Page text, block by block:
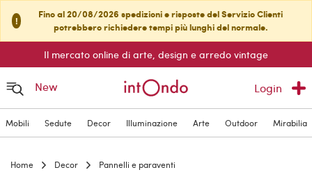
!
Fino al 20/08/2026 spedizioni e risposte del Servizio Clienti
potrebbero richiedere tempi più lunghi del normale.
Il mercato online di arte, design e arredo vintage
New Login
Mobili Sedute Decor Illuminazione Arte Outdoor Mirabilia
Home Decor Pannelli e paraventi